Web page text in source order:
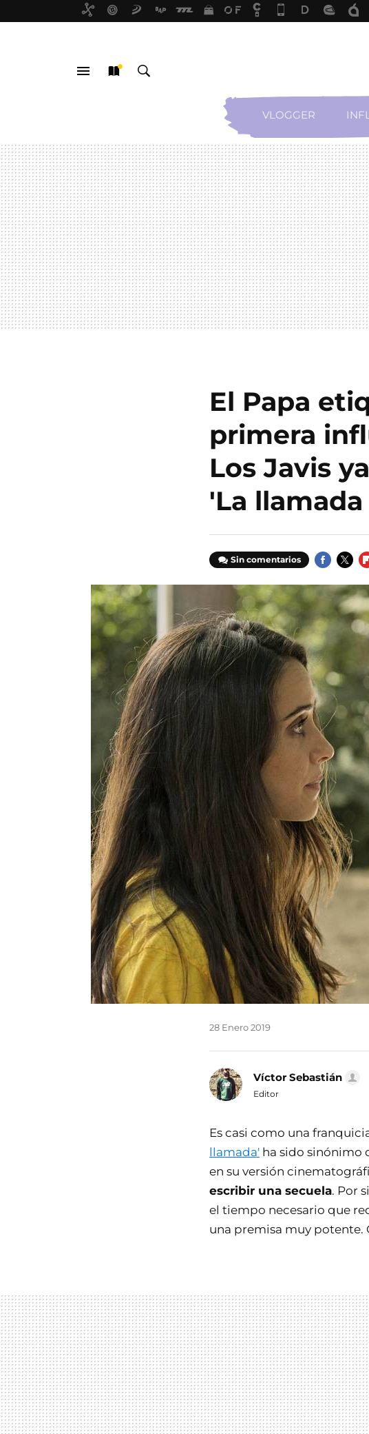
VLOGGER
El Papa
primera
Los Javis
'La llamada
Sin comentarios
28 Enero 2019
Víctor Sebastián
Editor
Es casi como una
llamada' ha sido sinónimo
en su versión
escribir una secuela. Por
el tiempo necesario que
una premisa muy potente.